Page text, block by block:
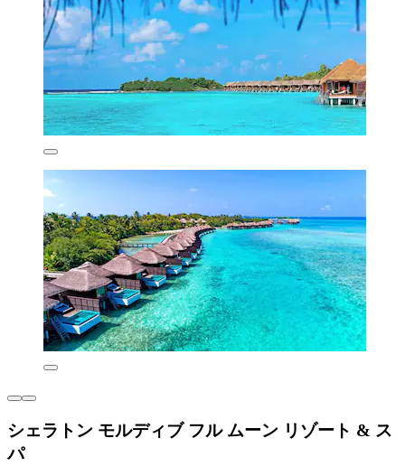
シェラトン モルディブ フル ムーン リゾート & ス
パ